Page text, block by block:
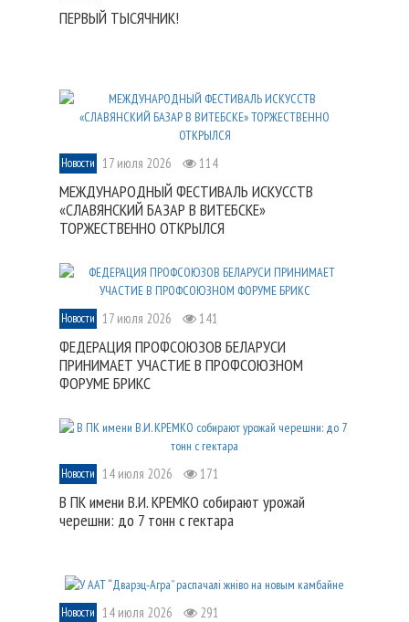
ПЕРВЫЙ ТЫСЯЧНИК!
Новости 17 июля 2026 114
МЕЖДУНАРОДНЫЙ ФЕСТИВАЛЬ ИСКУССТВ
«СЛАВЯНСКИЙ БАЗАР В ВИТЕБСКЕ»
ТОРЖЕСТВЕННО ОТКРЫЛСЯ
Новости 17 июля 2026 141
ФЕДЕРАЦИЯ ПРОФСОЮЗОВ БЕЛАРУСИ
ПРИНИМАЕТ УЧАСТИЕ В ПРОФСОЮЗНОМ
ФОРУМЕ БРИКС
Новости 14 июля 2026 171
В ПК имени В.И. КРЕМКО собирают урожай
черешни: до 7 тонн с гектара
Новости 14 июля 2026 291